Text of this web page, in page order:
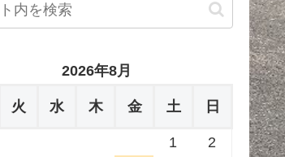
2026年8月
火 水 木 金 土 日
1
2